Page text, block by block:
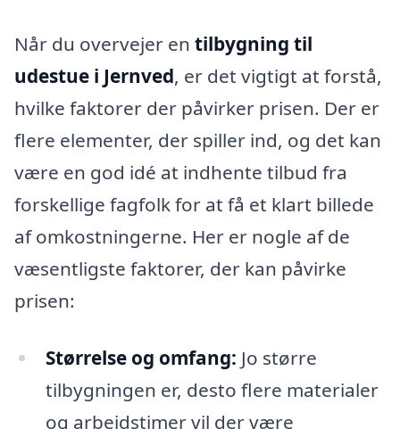
Når du overvejer en tilbygning til
udestue i Jernved, er det vigtigt at forstå,
hvilke faktorer der påvirker prisen. Der er
flere elementer, der spiller ind, og det kan
være en god idé at indhente tilbud fra
forskellige fagfolk for at få et klart billede
af omkostningerne. Her er nogle af de
væsentligste faktorer, der kan påvirke
prisen:
Størrelse og omfang: Jo større
tilbygningen er, desto flere materialer
og arbejdstimer vil der være